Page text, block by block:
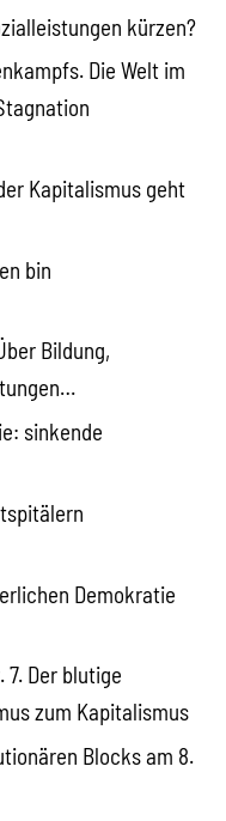
kürzen?
Die Welt im
Kapitalismus geht
bin
Bildung,
sinkende
Demokratie
7. Der blutige
zum Kapitalismus
Blocks am 8.